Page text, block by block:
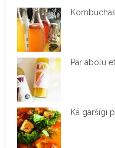
Par ābolu
Kā garšīgi